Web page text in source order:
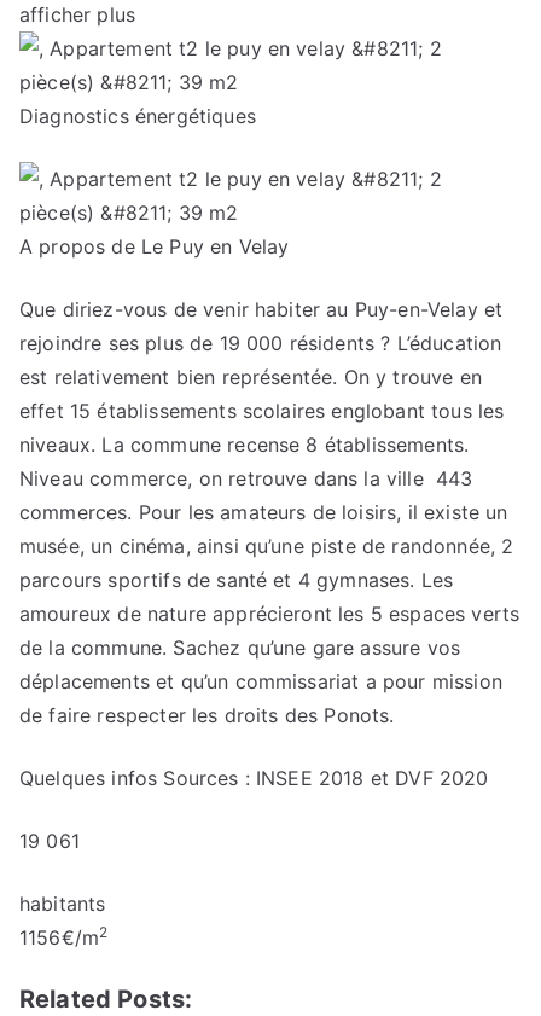
afficher plus
Diagnostics énergétiques
A propos de Le Puy en Velay
Que diriez-vous de venir habiter au Puy-en-Velay et
rejoindre ses plus de 19 000 résidents ? L’éducation
est relativement bien représentée. On y trouve en
effet 15 établissements scolaires englobant tous les
niveaux. La commune recense 8 établissements.
Niveau commerce, on retrouve dans la ville 443
commerces. Pour les amateurs de loisirs, il existe un
musée, un cinéma, ainsi qu’une piste de randonnée, 2
parcours sportifs de santé et 4 gymnases. Les
amoureux de nature apprécieront les 5 espaces verts
de la commune. Sachez qu’une gare assure vos
déplacements et qu’un commissariat a pour mission
de faire respecter les droits des Ponots.
Quelques infos Sources : INSEE 2018 et DVF 2020
19 061
habitants
1156€/m2
Related Posts: